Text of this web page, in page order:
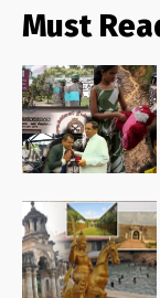
Must